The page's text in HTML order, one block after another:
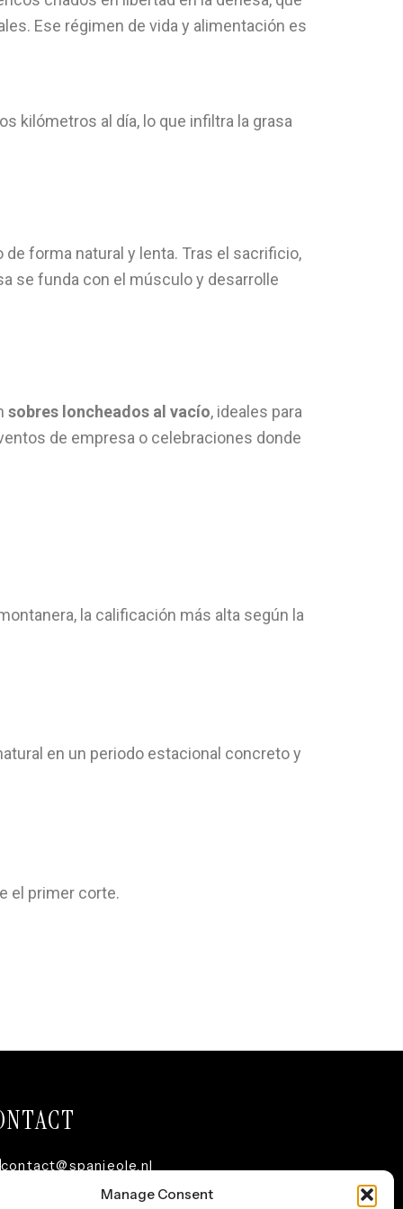
Manage Consent
Ese régimen de vida y alimentación es
kilómetros al día, lo que infiltra la grasa
forma natural y lenta. Tras el sacrificio,
se funda con el músculo y desarrolle
sobres loncheados al vacío, ideales para
de empresa o celebraciones donde
la calificación más alta según la
en un periodo estacional concreto y
el primer corte.
contact@spanjeole.nl
+31 630423840